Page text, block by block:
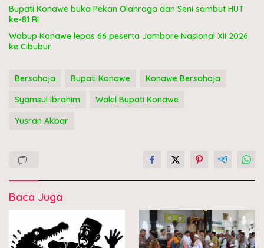
Bupati Konawe buka Pekan Olahraga dan Seni sambut HUT
ke-81 RI
Wabup Konawe lepas 66 peserta Jambore Nasional XII 2026
ke Cibubur
Bersahaja Bupati Konawe
Konawe Bersahaja
Syamsul Ibrahim
Wakil Bupati Konawe
Yusran Akbar
Baca Juga